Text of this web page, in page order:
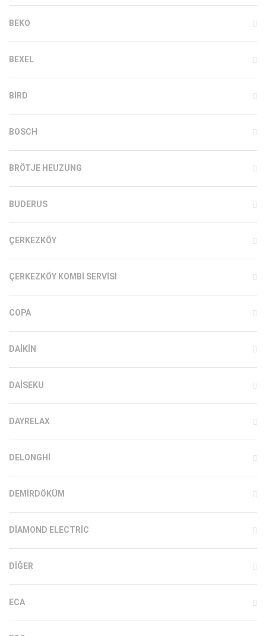
BEKO
BEXEL
BIRD
BOSCH
BRÖTJE HEUZUNG
BUDERUS
ÇERKEZKÖY
ÇERKEZKÖY KOMBI SERVISI
COPA
DAIKIN
DAISEKU
DAYRELAX
DELONGHI
DEMIRDÖKÜM
DIAMOND ELECTRIC
DIĞER
ECA